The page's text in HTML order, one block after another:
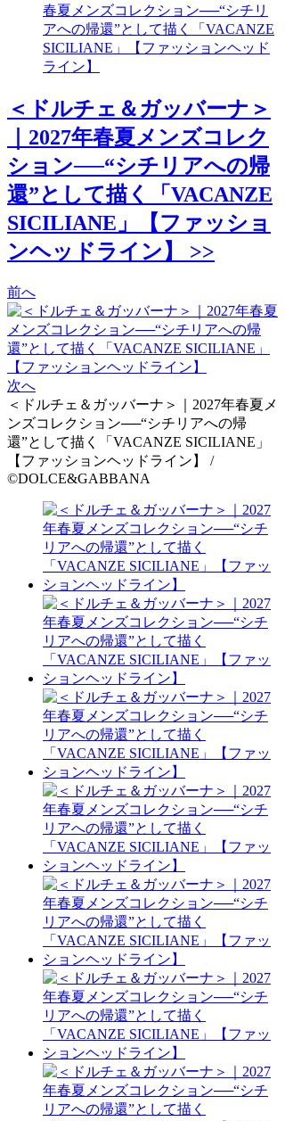
春夏メンズコレクション──“シチリ
アへの帰還”として描く「VACANZE
SICILIANE」【ファッションヘッド
ライン】
＜ドルチェ＆ガッバーナ＞
｜2027年春夏メンズコレク
ション──“シチリアへの帰
還”として描く「VACANZE
SICILIANE」【ファッショ
ンヘッドライン】 >>
前へ
次へ
＜ドルチェ＆ガッバーナ＞｜2027年春夏メ
ンズコレクション──“シチリアへの帰
還”として描く「VACANZE SICILIANE」
【ファッションヘッドライン】 /
©DOLCE&GABBANA